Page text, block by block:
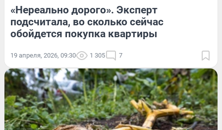
«Нереально дорого». Эксперт
подсчитала, во сколько сейчас
обойдется покупка квартиры
19 апреля, 2026, 09:30 1 305 7